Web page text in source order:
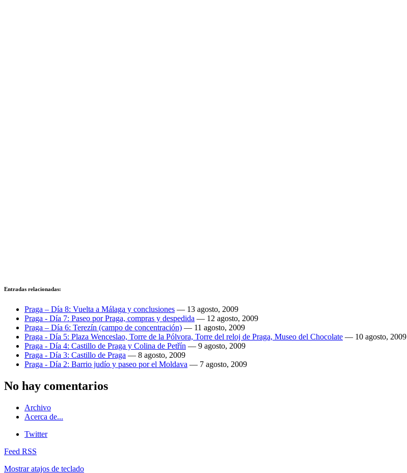
Entradas relacionadas:
Praga – Día 8: Vuelta a Málaga y conclusiones — 13 agosto, 2009
Praga - Día 7: Paseo por Praga, compras y despedida — 12 agosto, 2009
Praga – Día 6: Terezín (campo de concentración) — 11 agosto, 2009
Praga - Día 5: Plaza Wenceslao, Torre de la Pólvora, Torre del reloj de Praga, Museo del Chocolate — 10 agosto, 2009
Praga - Día 4: Castillo de Praga y Colina de Petřín — 9 agosto, 2009
Praga - Día 3: Castillo de Praga — 8 agosto, 2009
Praga - Día 2: Barrio judío y paseo por el Moldava — 7 agosto, 2009
No hay comentarios
Archivo
Acerca de...
Twitter
Feed RSS
Mostrar atajos de teclado